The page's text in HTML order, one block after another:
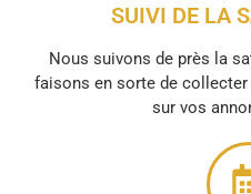
SUIVI DE LA
Nous suivons de près la
faisons en sorte de
sur vos